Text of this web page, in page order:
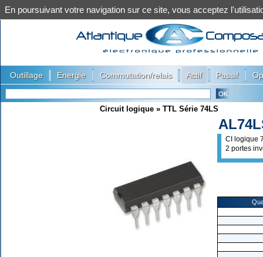
Outillage Energie Commutation/relais Actif Passif
Circuit logique » TTL Série 74LS
CI logique
2 portes
En poursuivant votre navigation sur ce site, vous acceptez